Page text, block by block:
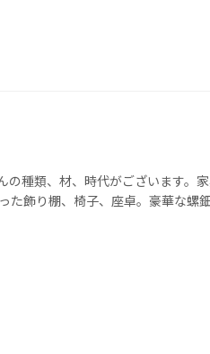
種類、材、時代がございます。
た飾り棚、椅子、座卓。豪華な螺